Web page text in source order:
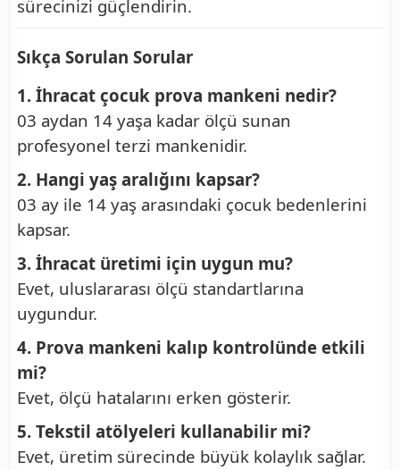
sürecinizi güçlendirin.
Sıkça Sorulan Sorular
1. İhracat çocuk prova mankeni nedir?
03 aydan 14 yaşa kadar ölçü sunan
profesyonel terzi mankenidir.
2. Hangi yaş aralığını kapsar?
03 ay ile 14 yaş arasındaki çocuk bedenlerini
kapsar.
3. İhracat üretimi için uygun mu?
Evet, uluslararası ölçü standartlarına
uygundur.
4. Prova mankeni kalıp kontrolünde etkili
mi?
Evet, ölçü hatalarını erken gösterir.
5. Tekstil atölyeleri kullanabilir mi?
Evet, üretim sürecinde büyük kolaylık sağlar.